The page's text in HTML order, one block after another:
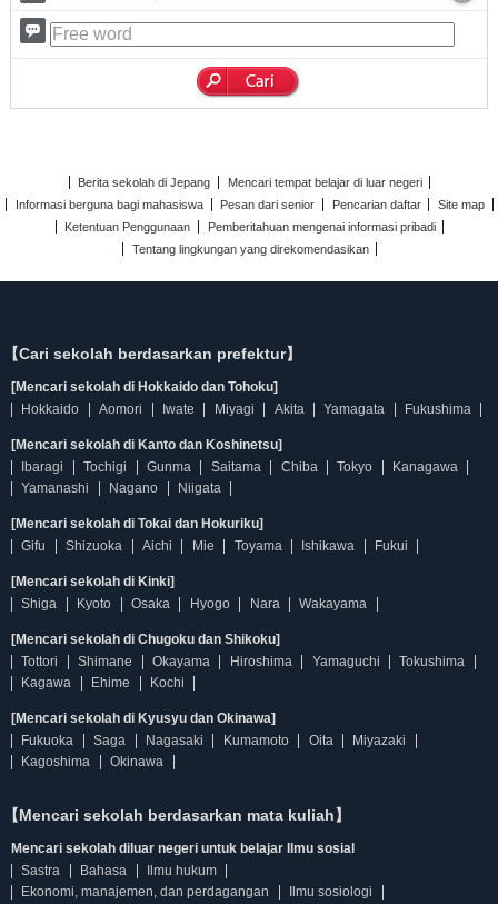
Berita sekolah di Jepang
Mencari tempat belajar di luar negeri
Informasi berguna bagi mahasiswa
Pesan dari senior Pencarian daftar
Site map
Ketentuan Penggunaan
Pemberitahuan mengenai informasi pribadi
Tentang lingkungan yang direkomendasikan
【Cari sekolah berdasarkan prefektur】
[Mencari sekolah di Hokkaido dan Tohoku]
Hokkaido
Aomori Iwate Miyagi Akita Yamagata Fukushima
[Mencari sekolah di Kanto dan Koshinetsu]
Ibaragi
Tochigi Gunma Saitama Chiba Tokyo
Kanagawa
Yamanashi
Nagano Niigata
[Mencari sekolah di Tokai dan Hokuriku]
Gifu
Shizuoka Aichi Mie Toyama Ishikawa Fukui
[Mencari sekolah di Kinki]
Shiga
Kyoto Osaka Hyogo Nara Wakayama
[Mencari sekolah di Chugoku dan Shikoku]
Tottori
Shimane Okayama Hiroshima Yamaguchi
Tokushima
Kagawa
Ehime Kochi
[Mencari sekolah di Kyusyu dan Okinawa]
Fukuoka
Saga Nagasaki Kumamoto Oita
Miyazaki
Kagoshima
Okinawa
【Mencari sekolah berdasarkan mata kuliah】
Mencari sekolah diluar negeri untuk belajar Ilmu sosial
Sastra
Bahasa
Ilmu hukum
Ekonomi, manajemen, dan perdagangan
Ilmu sosiologi